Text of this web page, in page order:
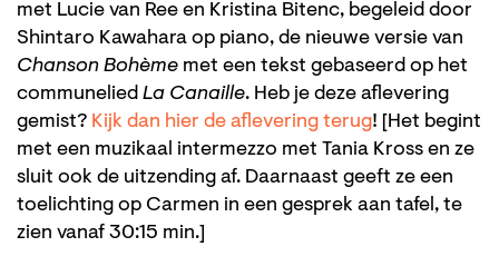
met Lucie van Ree en Kristina Bitenc, begeleid door
Shintaro Kawahara op piano, de nieuwe versie van
Chanson Bohème met een tekst gebaseerd op het
communelied La Canaille. Heb je deze aflevering
gemist? Kijk dan hier de aflevering terug! [Het begint
met een muzikaal intermezzo met Tania Kross en ze
sluit ook de uitzending af. Daarnaast geeft ze een
toelichting op Carmen in een gesprek aan tafel, te
zien vanaf 30:15 min.]